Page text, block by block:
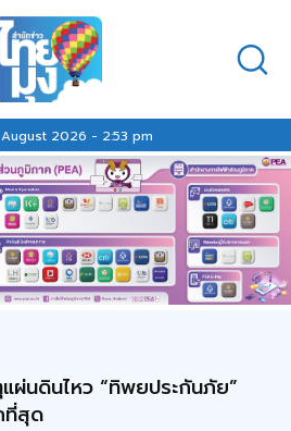
August 2026 - 2:53 pm
ผ่นดินไหว “ทิพยประกันภัย”
ที่สุด